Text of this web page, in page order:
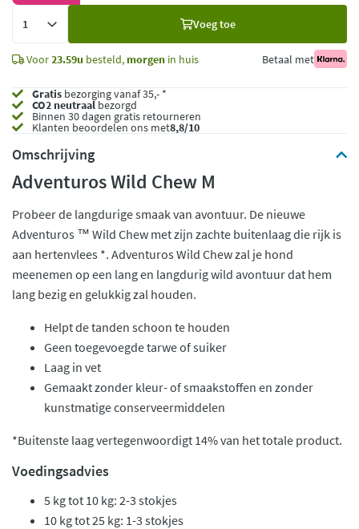
Voeg toe
Voor23.59u besteld, morgen in huis Betaal met
Gratis bezorging vanaf 35,- *
CO2 neutraalbezorgd
Binnen 30 dagen gratis retourneren
Klanten beoordelen ons met8,8/10
Omschrijving
Adventuros Wild Chew M
Probeer de langdurige smaak van avontuur. De nieuwe
Adventuros ™ Wild Chew met zijn zachte buitenlaag die rijk is
aan hertenvlees *. Adventuros Wild Chew zal je hond
meenemen op een lang en langdurig wild avontuur dat hem
lang bezig en gelukkig zal houden.
Helpt de tanden schoon te houden
Geen toegevoegde tarwe of suiker
Laag in vet
Gemaakt zonder kleur- of smaakstoffen en zonder
kunstmatige conserveermiddelen
*Buitenste laag vertegenwoordigt 14% van het totale product.
Voedingsadvies
5 kg tot 10 kg: 2-3 stokjes
10 kg tot 25 kg: 1-3 stokjes